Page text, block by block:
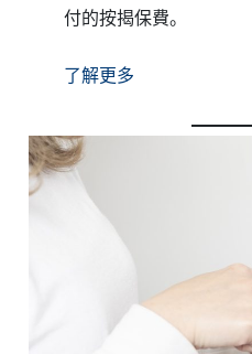
付的按揭保費。
了解更多